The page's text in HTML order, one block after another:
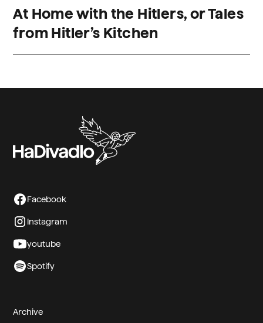
At Home with the Hitlers, or Tales
from Hitler’s Kitchen
Facebook
Instagram
youtube
Spotify
Archive